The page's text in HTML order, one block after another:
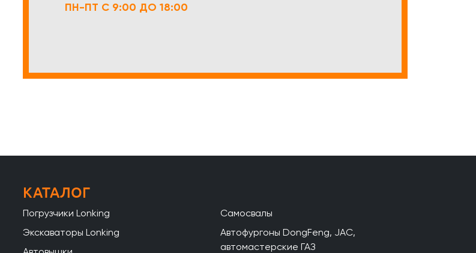
ПН-ПТ С 9:00 ДО 18:00
КАТАЛОГ
Погрузчики Lonking
Экскаваторы Lonking
Самосвалы
Автофургоны DongFeng, JAC,
автомастерские ГАЗ